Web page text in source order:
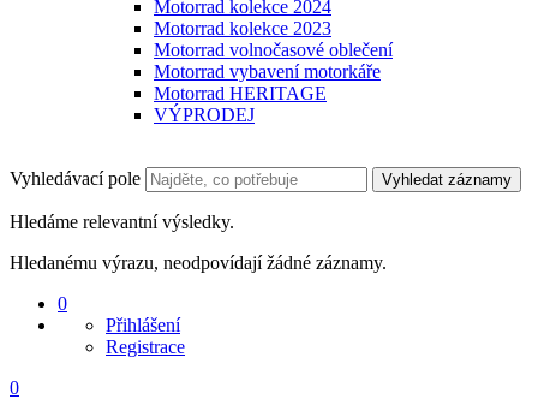
Motorrad kolekce 2024
Motorrad kolekce 2023
Motorrad volnočasové oblečení
Motorrad vybavení motorkáře
Motorrad HERITAGE
VÝPRODEJ
Vyhledávací pole Vyhledat záznamy
Hledáme relevantní výsledky.
Hledanému výrazu, neodpovídají žádné záznamy.
0
Přihlášení
Registrace
0